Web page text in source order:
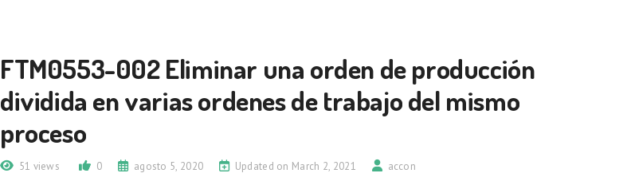
FTM0553-002 Eliminar una orden de producción
dividida en varias ordenes de trabajo del mismo
proceso
51 views 0 agosto 5, 2020 Updated on March 2, 2021 accon